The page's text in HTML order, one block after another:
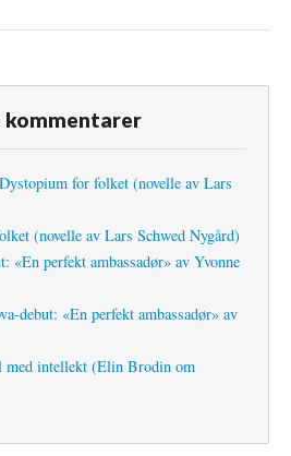
kommentarer
Dystopium for folket (novelle av Lars
(novelle av Lars Schwed Nygård)
«En perfekt ambassadør» av Yvonne
debut: «En perfekt ambassadør» av
med intellekt (Elin Brodin om